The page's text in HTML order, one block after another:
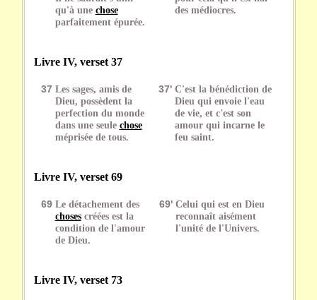
qu'à une chose
parfaitement épurée.
des médiocres.
Livre IV, verset 37
37 Les sages, amis de
Dieu, possèdent la
perfection du monde
dans une seule chose
méprisée de tous.
37' C'est la bénédiction de
Dieu qui envoie l'eau
de vie, et c'est son
amour qui incarne le
feu saint.
Livre IV, verset 69
69 Le détachement des
chosescréées est la
condition de l'amour
de Dieu.
69' Celui qui est en Dieu
reconnaît aisément
l'unité de l'Univers.
Livre IV, verset 73